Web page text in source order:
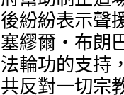
後紛紛表示聲
塞繆爾・布朗
法輪功的支持
共反對一切宗